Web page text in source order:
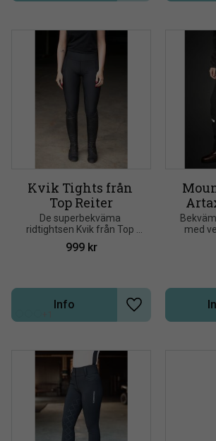
Kvik Tights från
Top Reiter
De superbekväma
ridtightsen Kvik från Top
Reiter kombinerar stilrena
ton-i-ton-detaljer med en
999kr
Lägg till i
Info
med